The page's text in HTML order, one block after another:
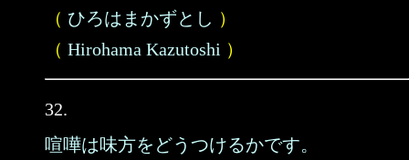
（ ひろはまかずとし ）
（ Hirohama Kazutoshi ）
32.
喧嘩は味方をどうつけるかです。